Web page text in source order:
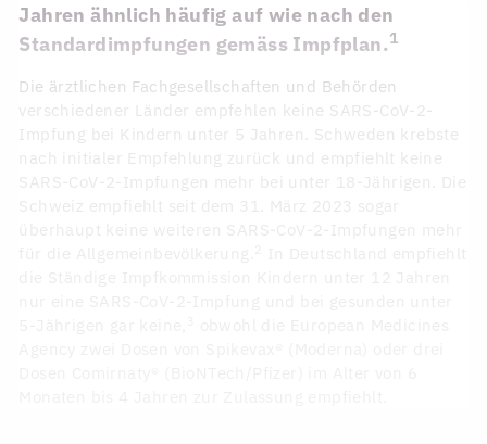
Jahren ähnlich häufig auf wie nach den
Standardimpfungen gemäss Impfplan.1
Die ärztlichen Fachgesellschaften und Behörden
verschiedener Länder empfehlen keine SARS-CoV-2-
Impfung bei Kindern unter 5 Jahren. Schweden krebste
nach initialer Empfehlung zurück und empfiehlt keine